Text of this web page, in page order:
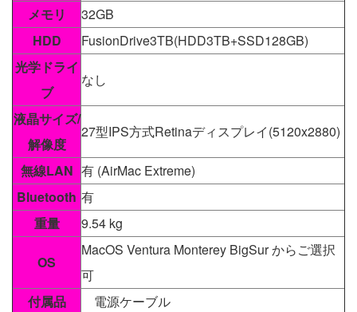
メモリ
32GB
HDD
FusionDrive3TB(HDD3TB+SSD128GB)
光学ドライ
ブ
なし
液晶サイズ/
解像度
27型IPS方式Retinaディスプレイ(5120x2880)
無線LAN 有 (AirMac Extreme)
Bluetooth 有
重量
9.54 kg
OS
MacOS Ventura Monterey BigSur からご選択
可
付属品
電源ケーブル